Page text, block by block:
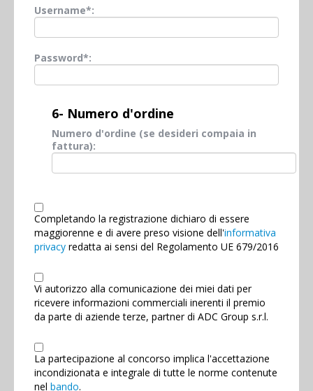
Username*:
Password*:
6- Numero d'ordine
Numero d'ordine (se desideri compaia in
fattura):
Completando la registrazione dichiaro di essere
maggiorenne e di avere preso visione dell'informativa
privacy redatta ai sensi del Regolamento UE 679/2016
Vi autorizzo alla comunicazione dei miei dati per
ricevere informazioni commerciali inerenti il premio
da parte di aziende terze, partner di ADC Group s.r.l.
La partecipazione al concorso implica l'accettazione
incondizionata e integrale di tutte le norme contenute
nel bando.